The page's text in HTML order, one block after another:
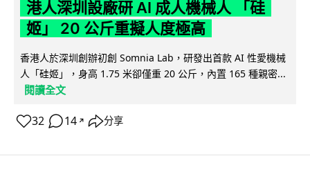
港人深圳設廠研 AI 成人機械人 「硅
姬」 20 公斤重擬人度極高
香港人於深圳創辦初創 Somnia Lab，研發出首款 AI 性愛機械
人「硅姬」，身高 1.75 米卻僅重 20 公斤，內置 165 種親密...
閱讀全文
32 14 ↗ 分享